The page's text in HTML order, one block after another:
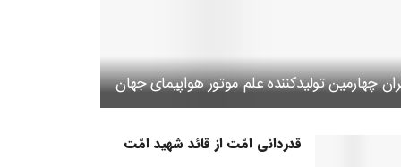
چهارمین تولیدکننده علم موتور هواپیمای جهان
قدردانی امّت از قائد شهید امّت